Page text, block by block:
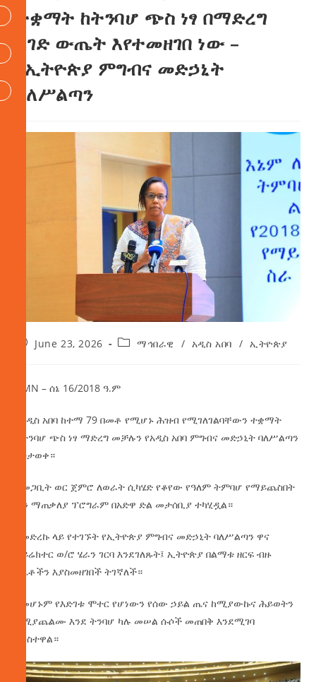
ተቋማት ከትንባሆ ጭስ ነፃ በማድረግ
ረገድ ውጤት እየተመዘገበ ነው –
የኢትዮጵያ ምግብና መድኃኒት
ባለሥልጣን
June 23, 2026 ማኅበራዊ / አዲስ አበባ / ኢትዮጵያ
AMN – ሰኔ 16/2018 ዓ.ም
በአዲስ አበባ ከተማ 79 በመቶ የሚሆኑ ሕዝብ የሚገለገልባቸውን ተቋማት
ከትንባሆ ጭስ ነፃ ማድረግ መቻሉን የአዲስ አበባ ምግብና መድኃኒት ባለሥልጣን
አስታወቀ።
ከመጋቢት ወር ጀምሮ ለወራት ሲካሄድ የቆየው የዓለም ትምባሆ የማይጨስበት
ቀን ማጠቃለያ ፕሮግራም በአድዋ ድል መታሰቢያ ተካሂዷል።
በመድረኩ ላይ የተገኙት የኢትዮጵያ ምግብና መድኃኒት ባለሥልጣን ዋና
ዳይሬክተር ወ/ሮ ሄራን ገርባ እንደገለጹት፤ ኢትዮጵያ በልማቱ ዘርፍ ብዙ
ስኬቶችን እያስመዘገበች ትገኛለች።
በመሆኑም የእድገቱ ሞተር የሆነውን የሰው ኃይል ጤና ከሚያውኩና ሕይወትን
ከሚያጨልሙ እንደ ትንባሆ ካሉ መሠል ሱሶች መጠበቅ እንደሚገባ
አንስተዋል።